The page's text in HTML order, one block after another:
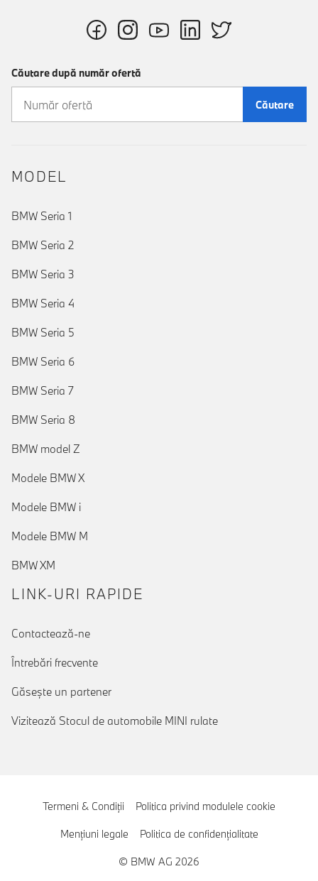
Căutare după număr ofertă
Căutare
MODEL
BMW Seria 1
BMW Seria 2
BMW Seria 3
BMW Seria 4
BMW Seria 5
BMW Seria 6
BMW Seria 7
BMW Seria 8
BMW model Z
Modele BMW X
Modele BMW i
Modele BMW M
BMW XM
LINK-URI RAPIDE
Contactează-ne
Întrebări frecvente
Găseşte un partener
Vizitează Stocul de automobile MINI rulate
Termeni & Condiţii Politica privind modulele cookie
Menţiuni legale Politica de confidenţialitate
© BMW AG 2026